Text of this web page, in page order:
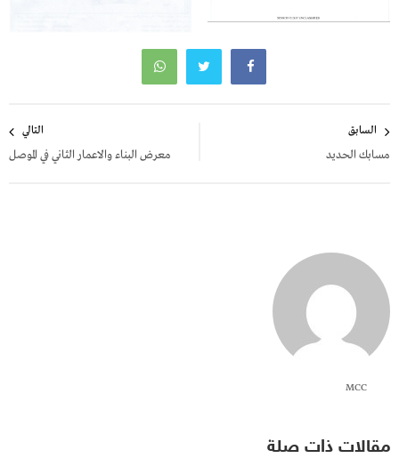
المقالات
السابق
مسابك الحديد
التالي
معرض البناء والاعمار الثاني في الموصل
MCC
مقالات ذات صلة